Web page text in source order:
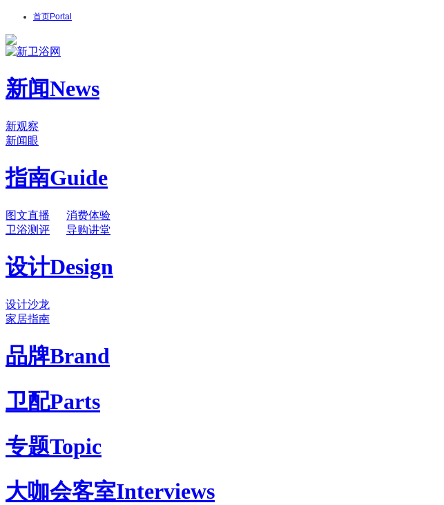
首页Portal
新闻News
新观察
新闻眼
指南Guide
图文直播
消费体验
卫浴测评
导购讲堂
设计Design
设计沙龙
家居指南
品牌Brand
卫配Parts
专题Topic
大咖会客室Interviews